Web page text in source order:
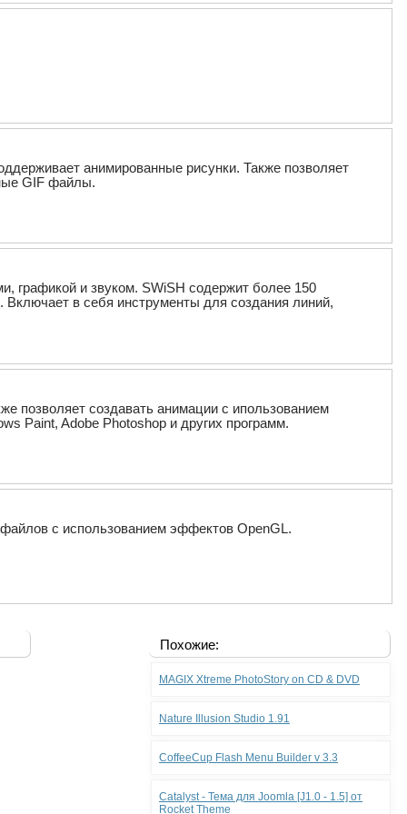
анимированные рисунки. Также позволяет
GIF файлы.
графикой и звуком. SWiSH содержит более 150
в себя инструменты для создания линий,
позволяет создавать анимации с ипользованием
Paint, Adobe Photoshop и других программ.
с использованием эффектов OpenGL.
Похожие:
MAGIX Xtreme PhotoStory on CD & DVD
Nature Illusion Studio 1.91
CoffeeCup Flash Menu Builder v 3.3
Catalyst - Тема для Joomla [J1.0 - 1.5] от
Rocket Theme